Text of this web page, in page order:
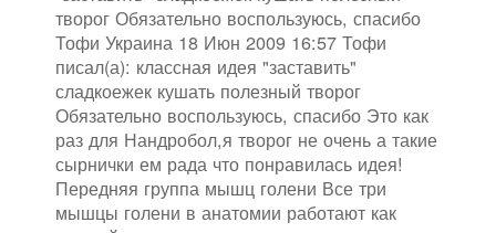
творог Обязательно воспользуюсь, спасибо
Тофи Украина 18 Июн 2009 16:57 Тофи
писал(а): классная идея "заставить"
сладкоежек кушать полезный творог
Обязательно воспользуюсь, спасибо Это как
раз для Нандробол,я творог не очень а такие
сырнички ем рада что понравилась идея!
Передняя группа мышц голени Все три
мышцы голени в анатомии работают как